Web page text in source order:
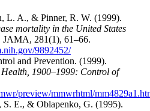
L. A., & Pinner, R. W. (1999).
mortality in the United States
JAMA, 281(1), 61–66.
9892452/
and Prevention. (1999).
1900–1999: Control of
preview/mmwrhtml/
S. E., & Oblapenko, G. (1995).